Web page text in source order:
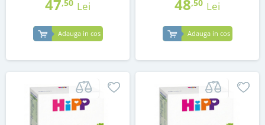
47,50 Lei
Adauga in cos
48,50 Lei
Adauga in cos